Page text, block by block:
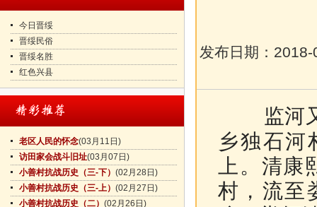
今日晋绥
晋绥民俗
晋绥名胜
红色兴县
老区人民的怀念(03月11日)
访田家会战斗旧址(03月07日)
小善村抗战历史（三-下） (02月28日)
小善村抗战历史（三-上） (02月27日)
小善村抗战历史（二） (02月26日)
发布日期： 2018-
监河
乡独石河
上。清
村，流至